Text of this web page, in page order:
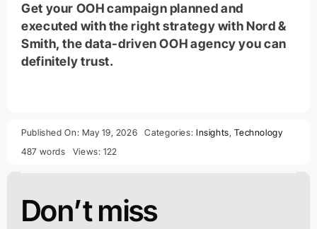
Get your OOH campaign planned and
executed with the right strategy with Nord &
Smith, the data-driven OOH agency you can
definitely trust.
Published On: May 19, 2026 Categories: Insights,Technology
487 words
Views: 122
Don’t miss